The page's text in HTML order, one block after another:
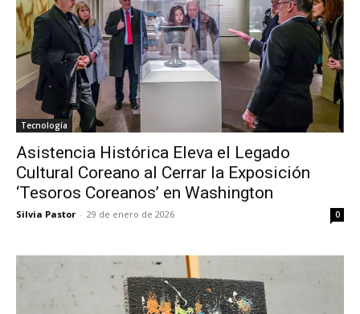
Tecnología
Asistencia Histórica Eleva el Legado
Cultural Coreano al Cerrar la Exposición
‘Tesoros Coreanos’ en Washington
Silvia Pastor - 29 de enero de 2026 0